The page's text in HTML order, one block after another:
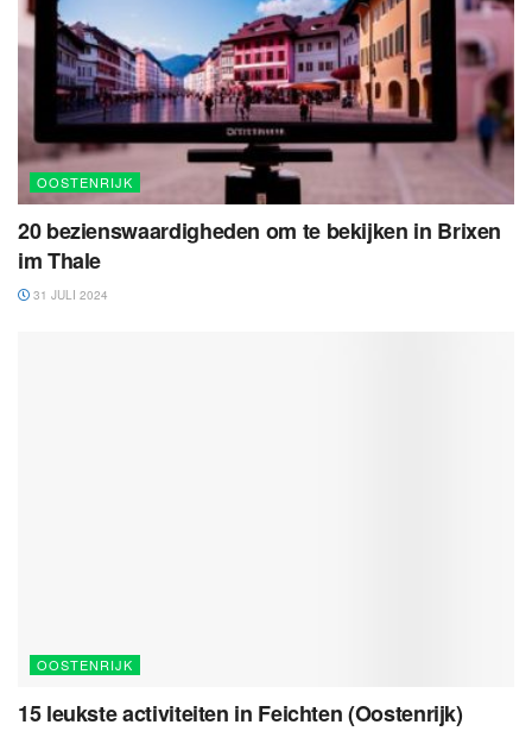
OOSTENRIJK
20 bezienswaardigheden om te bekijken in Brixen
im Thale
31 JULI 2024
OOSTENRIJK
15 leukste activiteiten in Feichten (Oostenrijk)